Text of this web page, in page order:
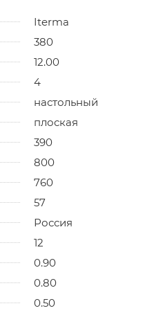
Iterma
380
12.00
4
настольный
плоская
390
800
760
57
Россия
12
0.90
0.80
0.50